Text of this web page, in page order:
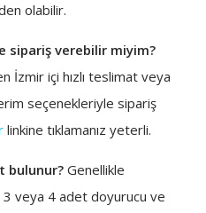
olabilir.
sipariş verebilir miyim?
İzmir içi hızlı teslimat veya
seçenekleriyle sipariş
linkine tıklamanız yeterli.
bulunur? Genellikle
3 veya 4 adet doyurucu ve